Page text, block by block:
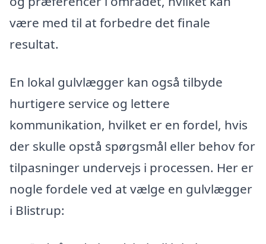
være med til at forbedre det finale
resultat.
En lokal gulvlægger kan også tilbyde
hurtigere service og lettere
kommunikation, hvilket er en fordel, hvis
der skulle opstå spørgsmål eller behov for
tilpasninger undervejs i processen. Her er
nogle fordele ved at vælge en gulvlægger
i Blistrup: